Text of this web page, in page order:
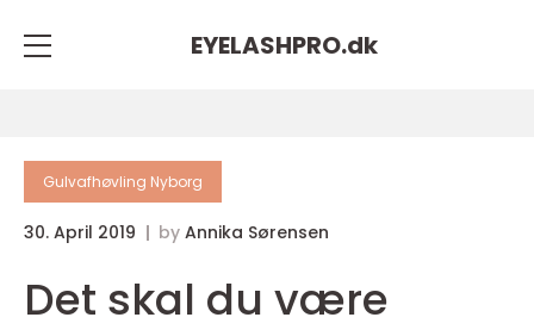
EYELASHPRO.dk
Gulvafhøvling Nyborg
30. April 2019 by Annika Sørensen
Det skal du være